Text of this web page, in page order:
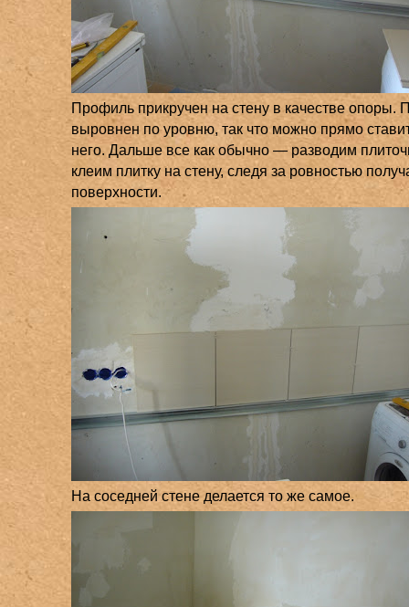
Профиль прикручен на стену в качестве опоры.
выровнен по уровню, так что можно прямо
него. Дальше все как обычно — разводим
клеим плитку на стену, следя за ровностью
поверхности.
На соседней стене делается то же самое.